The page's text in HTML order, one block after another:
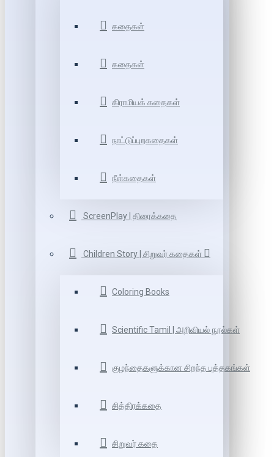
கதைகள்
கதைகள்
கிராமியக் கதைகள்
நாட்டுப்புறகதைகள்
நீள்கதைகள்
ScreenPlay | திரைக்கதை
Children Story | சிறுவர் கதைகள்
Coloring Books
Scientific Tamil | அறிவியல் நூல்கள்
குழந்தைகளுக்கான சிறந்த புத்தகங்கள்
சித்திரக்கதை
சிறுவர் கதை